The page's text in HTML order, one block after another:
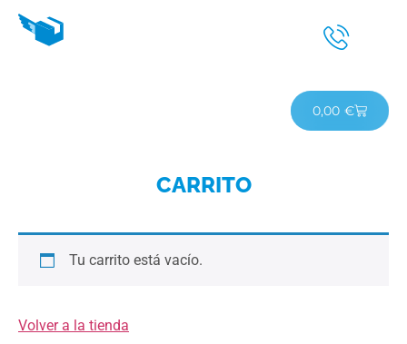
0,00 €
Carrito
CARRITO
Tu carrito está vacío.
Volver a la tienda